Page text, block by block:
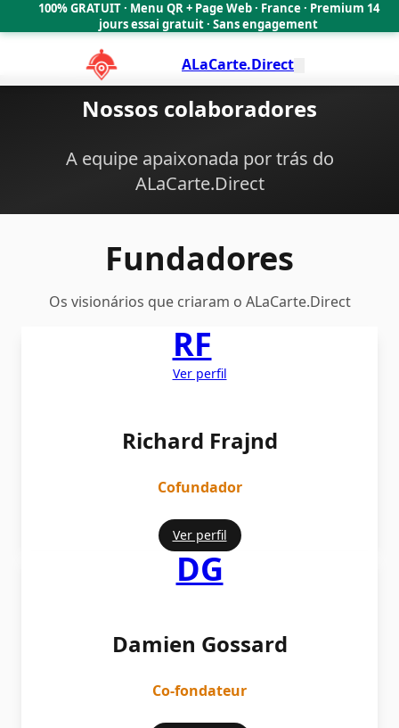
100% GRATUIT · Menu QR + Page Web · France · Premium 14
jours essai gratuit · Sans engagement
ALaCarte.Direct
Nossos colaboradores
A equipe apaixonada por trás do
ALaCarte.Direct
Fundadores
Os visionários que criaram o ALaCarte.Direct
RF
Ver perfil
Richard Frajnd
Cofundador
Ver perfil
DG
Damien Gossard
Co-fondateur